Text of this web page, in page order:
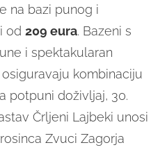
na bazi punog i
od 209 eura. Bazeni s
i spektakularan
kombinaciju
potpuni doživljaj, 30.
Črljeni Lajbeki unosi
Zvuci Zagorja